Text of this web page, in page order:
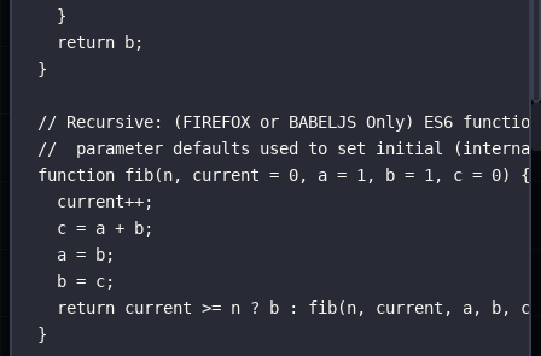
}
return b;
}
// Recursive: (FIREFOX or BABELJS Only) ES6
//  parameter defaults used to set initial
function fib(n, current = 0, a = 1 , b = 1 , c = 0) {
current++;
c = a + b;
a = b;
b = c;
return current >= n ? b : fib(n, current, a, b,
}